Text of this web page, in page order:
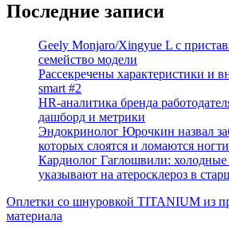
Последние записи
Geely Monjaro/Xingyue L с
семейство модели
Рассекречены характеристики и
smart #2
HR-аналитика бренда
дашборд и метрики
Эндокринолог Юрочкин назвал
которых слоятся и ломаются ногти
Кардиолог Гаглошвили: холодные
указывают на атеросклероз в
Оплетки со шнуровкой TITANIUM из
материала